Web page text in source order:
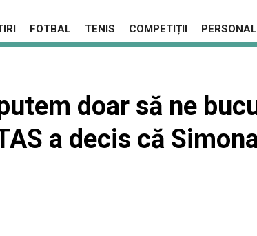
FOTBAL TENIS COMPETIȚII
doar să ne
a decis că